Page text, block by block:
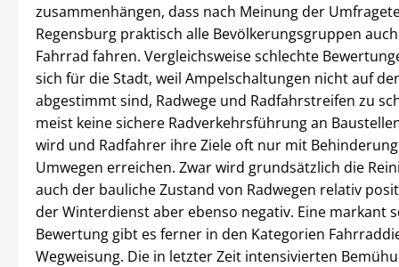
zusammenhängen, dass nach Meinung der
Regensburg praktisch alle Bevölkerungsgruppen
Fahrrad fahren. Vergleichsweise schlechte
sich für die Stadt, weil Ampelschaltungen nicht auf
abgestimmt sind, Radwege und Radfahrstreifen zu
meist keine sichere Radverkehrsführung an
wird und Radfahrer ihre Ziele oft nur mit
Umwegen erreichen. Zwar wird grundsätzlich die
auch der bauliche Zustand von Radwegen relativ
der Winterdienst aber ebenso negativ. Eine markant
Bewertung gibt es ferner in den Kategorien
Wegweisung. Die in letzter Zeit intensivierten